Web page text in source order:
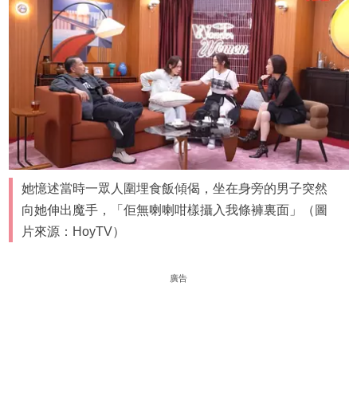
她憶述當時一眾人圍埋食飯傾偈，坐在身旁的男子突然
向她伸出魔手，「佢無喇喇咁樣攝入我條褲裏面」（圖
片來源：HoyTV）
廣告